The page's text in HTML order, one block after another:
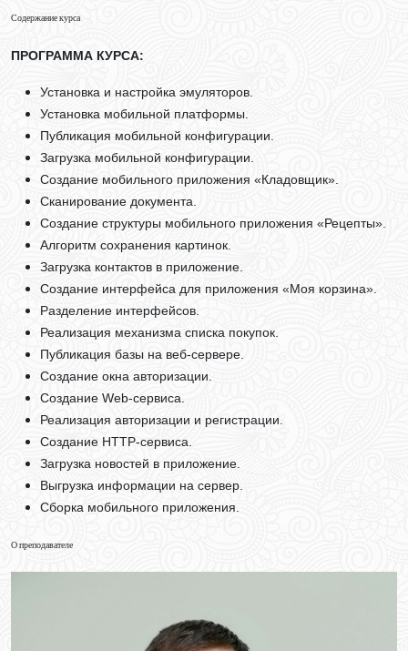
Содержание курса
ПРОГРАММА КУРСА:
Установка и настройка эмуляторов.
Установка мобильной платформы.
Публикация мобильной конфигурации.
Загрузка мобильной конфигурации.
Создание мобильного приложения «Кладовщик».
Сканирование документа.
Создание структуры мобильного приложения «Рецепты».
Алгоритм сохранения картинок.
Загрузка контактов в приложение.
Создание интерфейса для приложения «Моя корзина».
Разделение интерфейсов.
Реализация механизма списка покупок.
Публикация базы на веб-сервере.
Создание окна авторизации.
Создание Web-сервиса.
Реализация авторизации и регистрации.
Создание HTTP-сервиса.
Загрузка новостей в приложение.
Выгрузка информации на сервер.
Сборка мобильного приложения.
О преподавателе